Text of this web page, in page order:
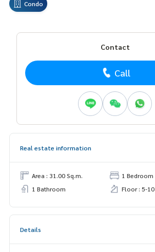
Condo
Contact
Call
Real estate information
Area : 31.00 Sq.m.
1 Bedroom
1 Bathroom
Floor : 5-10
Details